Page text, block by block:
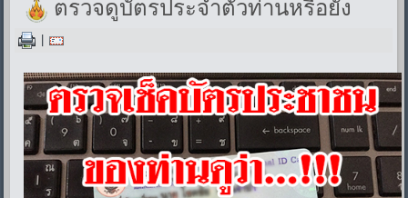
ตรวจดูบัตรประจำตัวท่านหรือยัง